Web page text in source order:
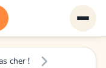
cher !